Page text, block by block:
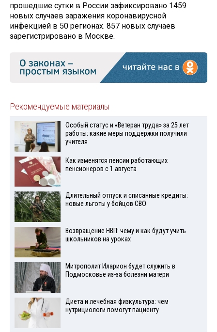
прошедшие сутки в России зафиксировано 1459
новых случаев заражения коронавирусной
инфекцией в 50 регионах. 857 новых случаев
зарегистрировано в Москве.
Рекомендуемые материалы
Особый статус и «Ветеран труда» за 25 лет
работы: какие меры поддержки получили
учителя
Как изменятся пенсии работающих
пенсионеров с 1 августа
Длительный отпуск и списанные кредиты:
новые льготы у бойцов СВО
Возвращение НВП: чему и как будут учить
школьников на уроках
Митрополит Иларион будет служить в
Подмосковье из-за болезни матери
Диета и лечебная физкультура: чем
нутрициологи помогут пациенту